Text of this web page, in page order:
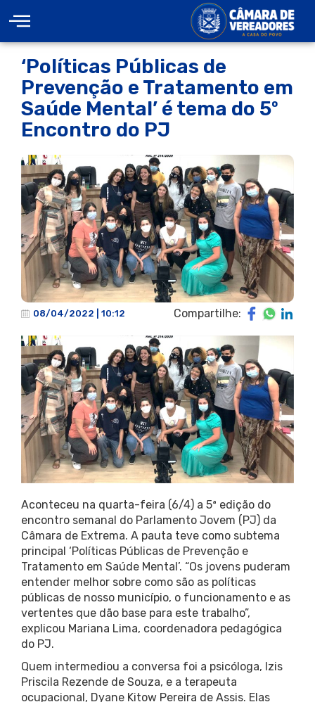
‘Políticas Públicas de
Prevenção e Tratamento em
Saúde Mental’ é tema do 5º
Encontro do PJ
08/04/2022 | 10:12 Compartilhe:
Aconteceu na quarta-feira (6/4) a 5ª edição do
encontro semanal do Parlamento Jovem (PJ) da
Câmara de Extrema. A pauta teve como subtema
principal ‘Políticas Públicas de Prevenção e
Tratamento em Saúde Mental’. “Os jovens puderam
entender melhor sobre como são as políticas
públicas de nosso município, o funcionamento e as
vertentes que dão base para este trabalho”,
explicou Mariana Lima, coordenadora pedagógica
do PJ.
Quem intermediou a conversa foi a psicóloga, Izis
Priscila Rezende de Souza, e a terapeuta
ocupacional, Dyane Kitow Pereira de Assis. Elas